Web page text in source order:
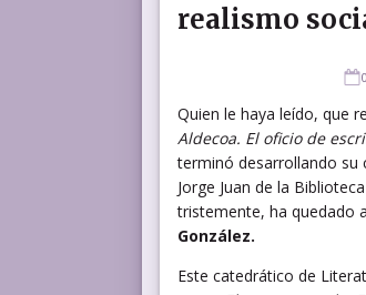
realismo
Quien le haya leído, que
Aldecoa. El oficio de
terminó desarrollando su
Jorge Juan de la
tristemente, ha quedado
González.
Este catedrático de